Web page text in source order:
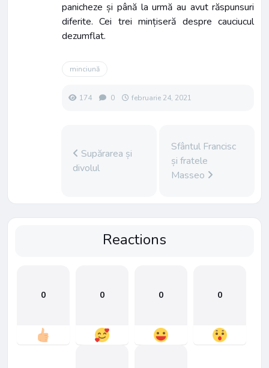
panicheze și până la urmă au avut răspunsuri
diferite. Cei trei mințiseră despre cauciucul
dezumflat.
minciună
174 0 februarie 24, 2021
Supărarea și
divolul
Sfântul Francisc
și fratele
Masseo
Reactions
0 0 0 0